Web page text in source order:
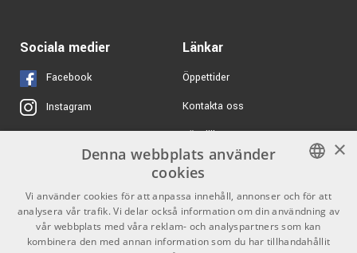
Sociala medier
Facebook
Instagram
X
Youtube
TikTok
Länkar
Öppettider
Kontakta oss
Köpvillkor
Butiken
Varumärken
GDPR & Cookies
SWEDISH
ENGLISH
×
Denna webbplats använder
cookies
Vi använder cookies för att anpassa innehåll, annonser och för att
analysera vår trafik. Vi delar också information om din användning av
vår webbplats med våra reklam- och analyspartners som kan
kombinera den med annan information som du har tillhandahållit